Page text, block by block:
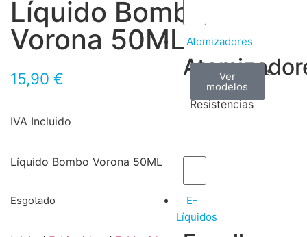
Atomizadores
Claromizadores
Ver
modelos
Reconstruíveis
Ver
modelos
Resistencias
Ver
modelos
E-
Líquidos
Líquido Bombo
Vorona 50ML
15,90 €
IVA Incluido
Líquido Bombo Vorona 50ML
Esgotado